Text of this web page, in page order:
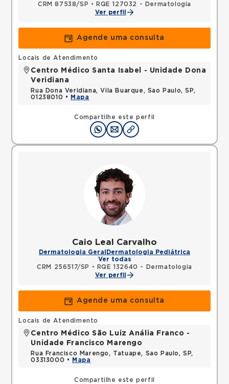
CRM 87538/SP •
RQE 127032 - Dermatologia
Ver perfil
Agende uma consulta
Compartilhe este perfil
Locais de Atendimento
Centro Médico Santa Isabel - Unidade Dona
Veridiana
Rua Dona Veridiana, Vila Buarque, Sao Paulo, SP,
01238010 •
Mapa
Caio Leal Carvalho
Dermatologia Geral Dermatologia Pediátrica
Ver todas
CRM 256517/SP
•
RQE 132640 - Dermatologia
Ver perfil
Agende uma consulta
Compartilhe este perfil
Locais de Atendimento
Centro Médico São Luiz Anália Franco -
Unidade Francisco Marengo
Rua Francisco Marengo, Tatuape, Sao Paulo, SP,
03313000 •
Mapa